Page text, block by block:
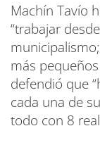
Machín Tavío
“trabajar
más
defendió que
cada una de
todo con 8